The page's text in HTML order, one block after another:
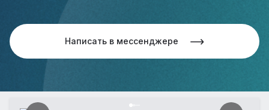
Написать в мессенджере